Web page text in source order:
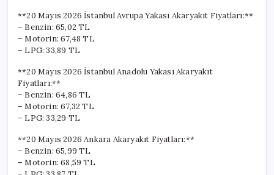
**20 Mayıs 2026 İstanbul Avrupa Yakası Akaryakıt Fiyatları:**
– Benzin: 65,02 TL
– Motorin: 67,48 TL
– LPG: 33,89 TL
**20 Mayıs 2026 İstanbul Anadolu Yakası Akaryakıt
Fiyatları:**
– Benzin: 64,86 TL
– Motorin: 67,32 TL
– LPG: 33,29 TL
**20 Mayıs 2026 Ankara Akaryakıt Fiyatları:**
– Benzin: 65,99 TL
– Motorin: 68,59 TL